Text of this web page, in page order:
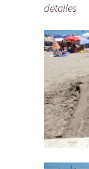
detalles